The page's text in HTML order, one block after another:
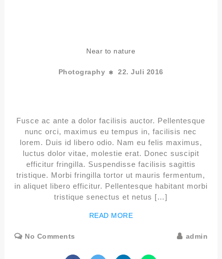
Near to nature
Photography 22. Juli 2016
Fusce ac ante a dolor facilisis auctor. Pellentesque
nunc orci, maximus eu tempus in, facilisis nec
lorem. Duis id libero odio. Nam eu felis maximus,
luctus dolor vitae, molestie erat. Donec suscipit
efficitur fringilla. Suspendisse facilisis sagittis
tristique. Morbi fringilla tortor ut mauris fermentum,
in aliquet libero efficitur. Pellentesque habitant morbi
tristique senectus et netus […]
READ MORE
No Comments admin